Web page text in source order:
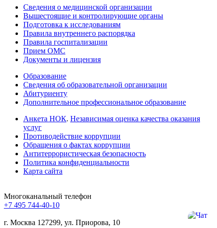
Сведения о медицинской организации
Вышестоящие и контролирующие органы
Подготовка к исследованиям
Правила внутреннего распорядка
Правила госпитализации
Прием ОМС
Документы и лицензия
Образование
Сведения об образовательной организации
Абитуриенту
Дополнительное профессиональное образование
Анкета НОК. Независимая оценка качества оказания
услуг
Противодействие коррупции
Обращения о фактах коррупции
Антитеррористическая безопасность
Политика конфиденциальности
Карта сайта
Многоканальный телефон
+7 495 744-40-10
г. Москва 127299, ул. Приорова, 10